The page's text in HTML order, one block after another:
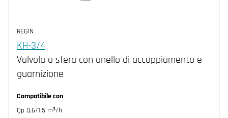
REGIN
KH-3/4
Valvola a sfera con anello di accoppiamento e
guarnizione
Compatibile con
Qp 0,6/1,5 m³/h